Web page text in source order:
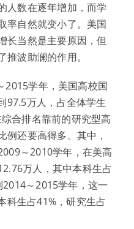
数在逐年增加，而学
率自然就变小了。美国
长当然是主要原因，但
波助澜的作用。
2015学年，美国高校国
97.5万人，占全体学生
合排名靠前的研究型高
例还要高得多。其中，
～2010学年，在美高
万人，其中本科生占
～2015学年，这一
科生占41%，研究生占